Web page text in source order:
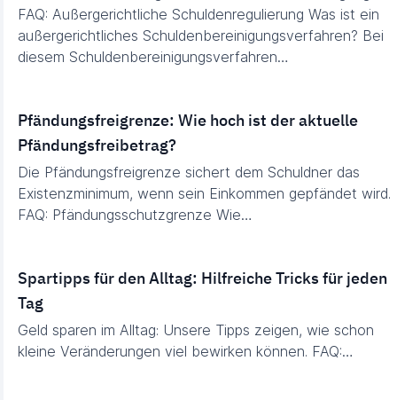
FAQ: Außergerichtliche Schuldenregulierung Was ist ein
außergerichtliches Schuldenbereinigungsverfahren? Bei
diesem Schuldenbereinigungsverfahren…
Pfändungsfreigrenze: Wie hoch ist der aktuelle
Pfändungsfreibetrag?
Die Pfändungsfreigrenze sichert dem Schuldner das
Existenzminimum, wenn sein Einkommen gepfändet wird.
FAQ: Pfändungsschutzgrenze Wie…
Spartipps für den Alltag: Hilfreiche Tricks für jeden
Tag
Geld sparen im Alltag: Unsere Tipps zeigen, wie schon
kleine Veränderungen viel bewirken können. FAQ:…